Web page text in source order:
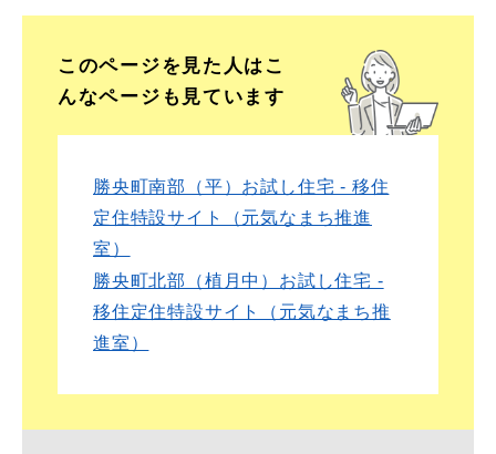
このページを見た人は こ
んなページも見ています
勝央町南部（平）お試し住宅 - 移住
定住特設サイト（元気なまち推進
室）
勝央町北部（植月中）お試し住宅 -
移住定住特設サイト（元気なまち推
進室）